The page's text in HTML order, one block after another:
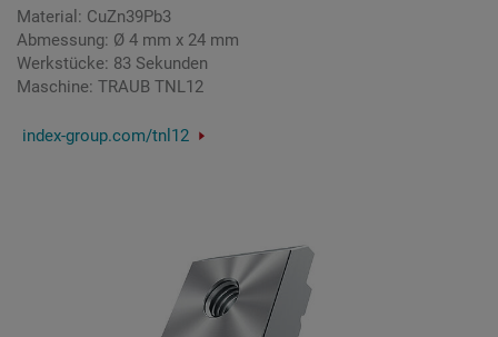
Material: CuZn39Pb3
Abmessung: Ø 4 mm x 24 mm
Werkstücke: 83 Sekunden
Maschine: TRAUB TNL12
index-group.com/tnl12